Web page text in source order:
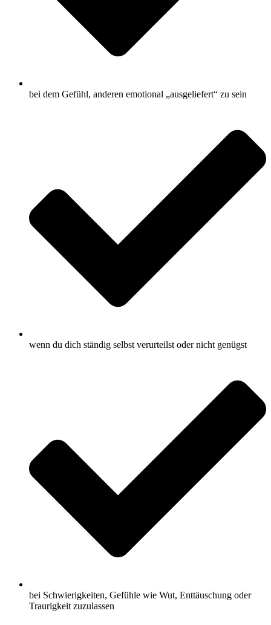
bei dem Gefühl, anderen emotional „ausgeliefert“ zu sein
wenn du dich ständig selbst verurteilst oder nicht genügst
bei Schwierigkeiten, Gefühle wie Wut, Enttäuschung oder
Traurigkeit zuzulassen